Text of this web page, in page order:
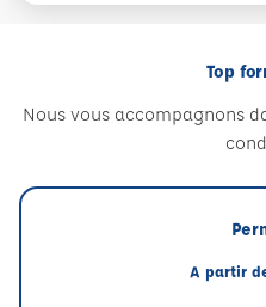
Top
Nous vous accompagnons
A partir